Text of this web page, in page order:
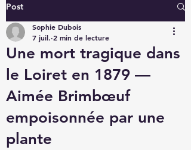
Post
Une mort tragique dans
le Loiret en 1879 —
Aimée Brimbœuf
empoisonnée par une
plante
Sophie Dubois
7 juil. 2 min de lecture